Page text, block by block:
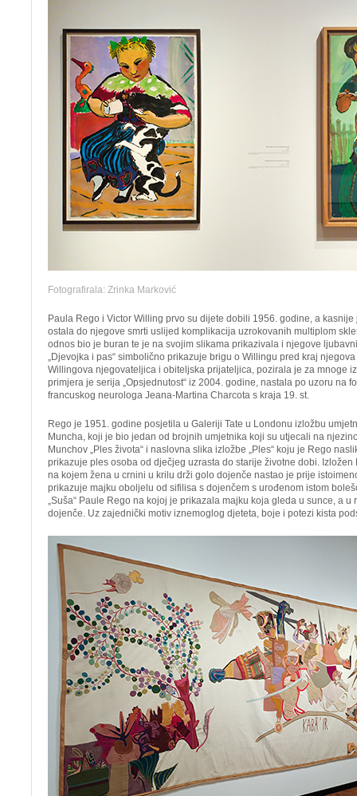
Fotografirala: Zrinka Marković
Paula Rego i Victor Willing prvo su dijete dobili 1956. godine, a
ostala do njegove smrti uslijed komplikacija uzrokovanih multiplom
odnos bio je buran te je na svojim slikama prikazivala i njegove
„Djevojka i pas“ simbolično prikazuje brigu o Willingu pred kraj
Willingova njegovateljica i obiteljska prijateljica, pozirala je za mnoge
primjera je serija „Opsjednutost“ iz 2004. godine, nastala po uzoru na
francuskog neurologa Jeana-Martina Charcota s kraja 19. st.
Rego je 1951. godine posjetila u Galeriji Tate u Londonu izložbu
Muncha, koji je bio jedan od brojnih umjetnika koji su utjecali na
Munchov „Ples života“ i naslovna slika izložbe „Ples“ koju je Rego
prikazuje ples osoba od dječjeg uzrasta do starije životne dobi. Izložen
na kojem žena u crnini u krilu drži golo dojenče nastao je prije
prikazuje majku oboljelu od sifilisa s dojenčem s urođenom istom
„Suša“ Paule Rego na kojoj je prikazala majku koja gleda u sunce, a u
dojenče. Uz zajednički motiv iznemoglog djeteta, boje i potezi kista